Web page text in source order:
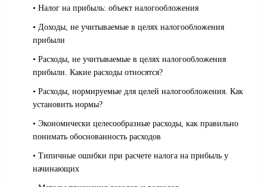
• Налог на прибыль: объект налогообложения
• Доходы, не учитываемые в целях налогообложения
прибыли
• Расходы, не учитываемые в целях налогообложения
прибыли. Какие расходы относятся?
• Расходы, нормируемые для целей налогообложения. Как
установить нормы?
• Экономически целесообразные расходы, как правильно
понимать обоснованность расходов
• Типичные ошибки при расчете налога на прибыль у
начинающих